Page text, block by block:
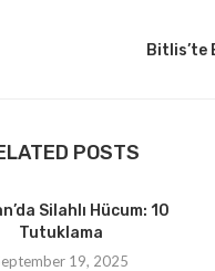
Bitlis’te
POSTS
Silahlı Hücum: 10
Tutuklama
19, 2025